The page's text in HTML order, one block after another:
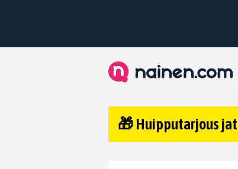
🎁 Huipputarjous